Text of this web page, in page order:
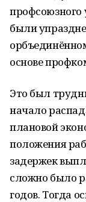
профсоюзного
были
основе
Это был
начало
плановой
положения
задержек
сложно было
годов. Тогда